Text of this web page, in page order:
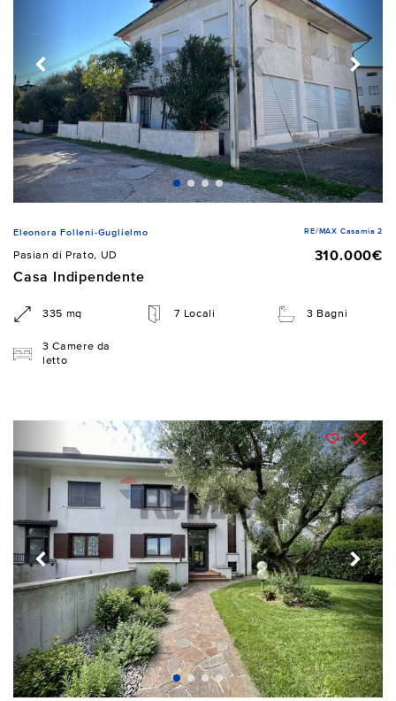
Eleonora Folleni-Guglielmo RE/MAX Casamia 2
Pasian di Prato, UD
310.000€
Casa Indipendente
335 mq 7 Locali 3 Bagni
3 Camere da
letto